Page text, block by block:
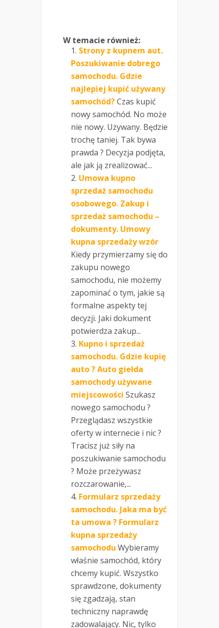
W temacie również:
Strony z kupnem aut.
Poszukiwanie dobrego
samochodu. Gdzie
najlepiej kupić używany
samochód?Czas kupić
nowy samochód. No może
nie nowy. Używany. Będzie
trochę taniej. Tak bywa
prawda ? Decyzja podjęta,
ale jak ją zrealizować...
Umowa kupno
sprzedaż samochodu
osobowego. Zakup i
sprzedaż samochodu –
dokumenty. Umowy
kupna sprzedaży wzór
Kiedy przymierzamy się do
zakupu nowego
samochodu, nie możemy
zapominać o tym, jakie są
formalne aspekty tej
decyzji. Jaki dokument
potwierdza zakup...
Kupno i sprzedaż
samochodu. Gdzie kupię
auto ? Auto giełda
samochody używane
miejscowości Szukasz
nowego samochodu ?
Przeglądasz wszystkie
oferty w internecie i nic ?
Tracisz już siły na
poszukiwanie samochodu
? Może przeżywasz
rozczarowanie,...
Formularz sprzedaży
samochodu. Jaka ma być
ta umowa ? Formularz
kupna sprzedaży
samochodu Wybieramy
właśnie samochód, który
chcemy kupić. Wszystko
sprawdzone, dokumenty
się zgadzają, stan
techniczny naprawdę
zadowalający. Nic, tylko